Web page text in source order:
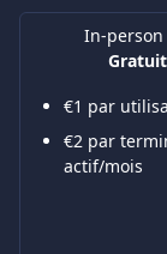
In-person
€1 par
€2 par
actif/mois